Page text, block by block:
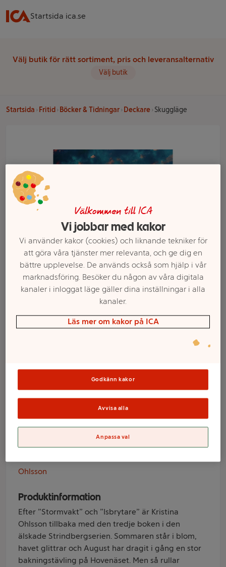
Startsida ica.se
Välj butik för rätt sortiment, pris och leveransalternativ
Välj butik
Startsida Fritid Böcker & Tidningar Deckare Skuggläge
Skuggläge
Ohlsson
Produktinformation
Efter ”Stormvakt” och ”Isbrytare” är Kristina
Ohlsson tillbaka med den tredje boken i den
älskade Strindbergserien. Sommaren står i blom,
havet glittrar och August har dragit i gång en stor
bakningstävling på Hovenäset. Men så rullar
Sortimentet kan variera mellan butikerna
Välkommen till ICA
Vi jobbar med kakor
Vi använder kakor (cookies) och liknande tekniker för
att göra våra tjänster mer relevanta, och ge dig en
bättre upplevelse. De används också som hjälp i vår
marknadsföring. Besöker du någon av våra digitala
kanaler i inloggat läge gäller dina inställningar i alla
kanaler.
Läs mer om kakor på ICA
Godkänn kakor
Avvisa alla
Anpassa val